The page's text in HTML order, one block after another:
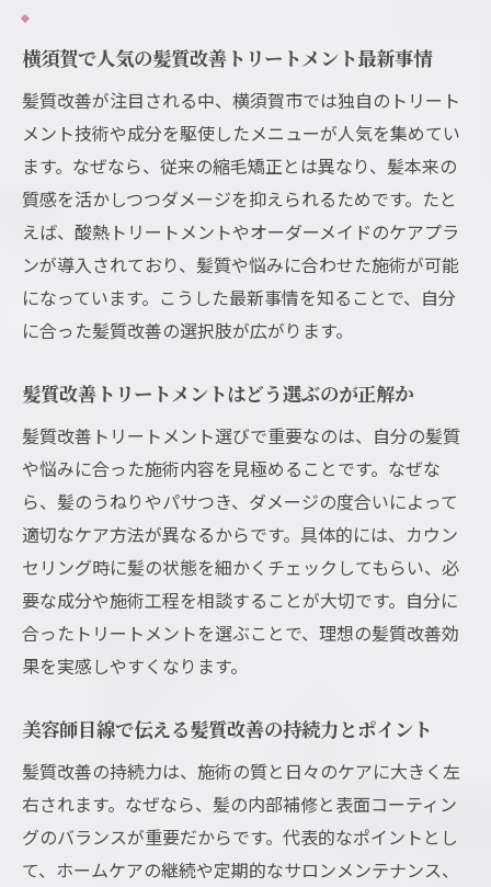
長く通いたくなる美容師と髪質改善の関係
横須賀女性が実感する髪質改善の魅力と長持ち
術
横須賀女性が感じる髪質改善のリアルな変
化
髪質改善の効果を実感した体験談に学ぶポ
イント
髪質改善を続けることで得られる理想の美
美容師がすすめる髪質改善の長持ちテクニ
ック
髪質改善トリートメントの継続で見える違
い
日常生活でできる髪質改善の持続ケア方法
横須賀で人気の髪質改善トリートメント最新事情
髪質改善が注目される中、横須賀市では独自のトリート
メント技術や成分を駆使したメニューが人気を集めてい
ます。なぜなら、従来の縮毛矯正とは異なり、髪本来の
質感を活かしつつダメージを抑えられるためです。たと
えば、酸熱トリートメントやオーダーメイドのケアプラ
ンが導入されており、髪質や悩みに合わせた施術が可能
になっています。こうした最新事情を知ることで、自分
に合った髪質改善の選択肢が広がります。
髪質改善トリートメントはどう選ぶのが正解か
髪質改善トリートメント選びで重要なのは、自分の髪質
や悩みに合った施術内容を見極めることです。なぜな
ら、髪のうねりやパサつき、ダメージの度合いによって
適切なケア方法が異なるからです。具体的には、カウン
セリング時に髪の状態を細かくチェックしてもらい、必
要な成分や施術工程を相談することが大切です。自分に
合ったトリートメントを選ぶことで、理想の髪質改善効
果を実感しやすくなります。
美容師目線で伝える髪質改善の持続力とポイント
髪質改善の持続力は、施術の質と日々のケアに大きく左
右されます。なぜなら、髪の内部補修と表面コーティン
グのバランスが重要だからです。代表的なポイントとし
て、ホームケアの継続や定期的なサロンメンテナンス、